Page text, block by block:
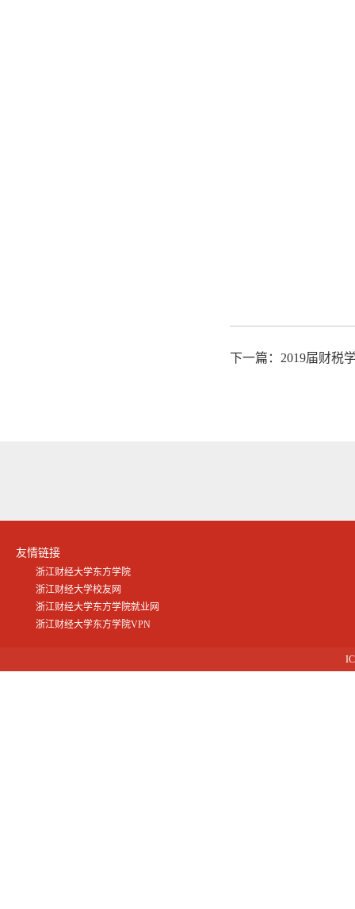
下一篇： 2019届财税
友情链接
浙江财经大学东方学院
浙江财经大学校友网
浙江财经大学东方学院就业网
浙江财经大学东方学院VPN